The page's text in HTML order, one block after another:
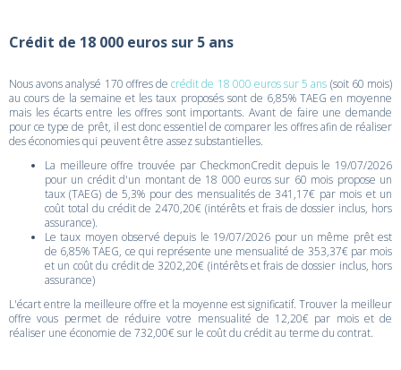
Crédit de 18 000 euros sur 5 ans
Nous avons analysé 170 offres decrédit de 18 000 euros sur 5 ans (soit 60 mois)
au cours de la semaine et les taux proposés sont de 6,85% TAEG en moyenne
mais les écarts entre les offres sont importants. Avant de faire une demande
pour ce type de prêt, il est donc essentiel de comparer les offres afin de réaliser
des économies qui peuvent être assez substantielles.
La meilleure offre trouvée par CheckmonCredit depuis le 19/07/2026
pour un crédit d'un montant de 18 000 euros sur 60 mois propose un
taux (TAEG) de 5,3% pour des mensualités de 341,17€ par mois et un
coût total du crédit de 2470,20€ (intérêts et frais de dossier inclus, hors
assurance).
Le taux moyen observé depuis le 19/07/2026 pour un même prêt est
de 6,85% TAEG, ce qui représente une mensualité de 353,37€ par mois
et un coût du crédit de 3202,20€ (intérêts et frais de dossier inclus, hors
assurance)
L'écart entre la meilleure offre et la moyenne est significatif. Trouver la meilleur
offre vous permet de réduire votre mensualité de 12,20€ par mois et de
réaliser une économie de 732,00€ sur le coût du crédit au terme du contrat.